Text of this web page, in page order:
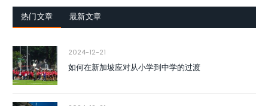
热门文章 最新文章
2024-12-21
如何在新加坡应对从小学到中学的过渡